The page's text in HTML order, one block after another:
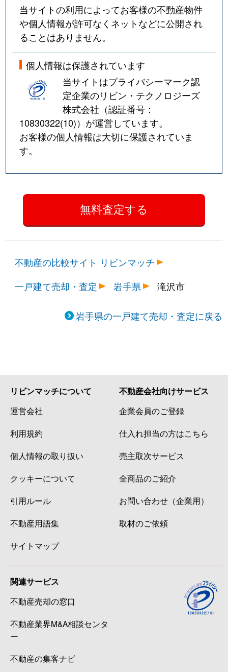
当サイトの利用によってお客様の不動産物件
や個人情報が許可なくネットなどに公開され
ることはありません。
個人情報は保護されています
当サイトはプライバシーマーク認
定企業のリビン・テクノロジーズ
株式会社（認証番号：
10830322(10)）が運営しています。
お客様の個人情報は大切に保護されていま
す。
不動産の比較サイト リビンマッチ
一戸建て売却・査定
岩手県 滝沢市
岩手県の一戸建て売却・査定に戻る
リビンマッチについて
運営会社
利用規約
個人情報の取り扱い
クッキーについて
引用ルール
不動産用語集
サイトマップ
不動産会社向けサービス
企業会員のご登録
仕入れ担当の方はこちら
売主取次サービス
全商品のご紹介
お問い合わせ（企業用）
取材のご依頼
関連サービス
不動産売却の窓口
不動産業界M&A相談センタ
ー
不動産の集客ナビ